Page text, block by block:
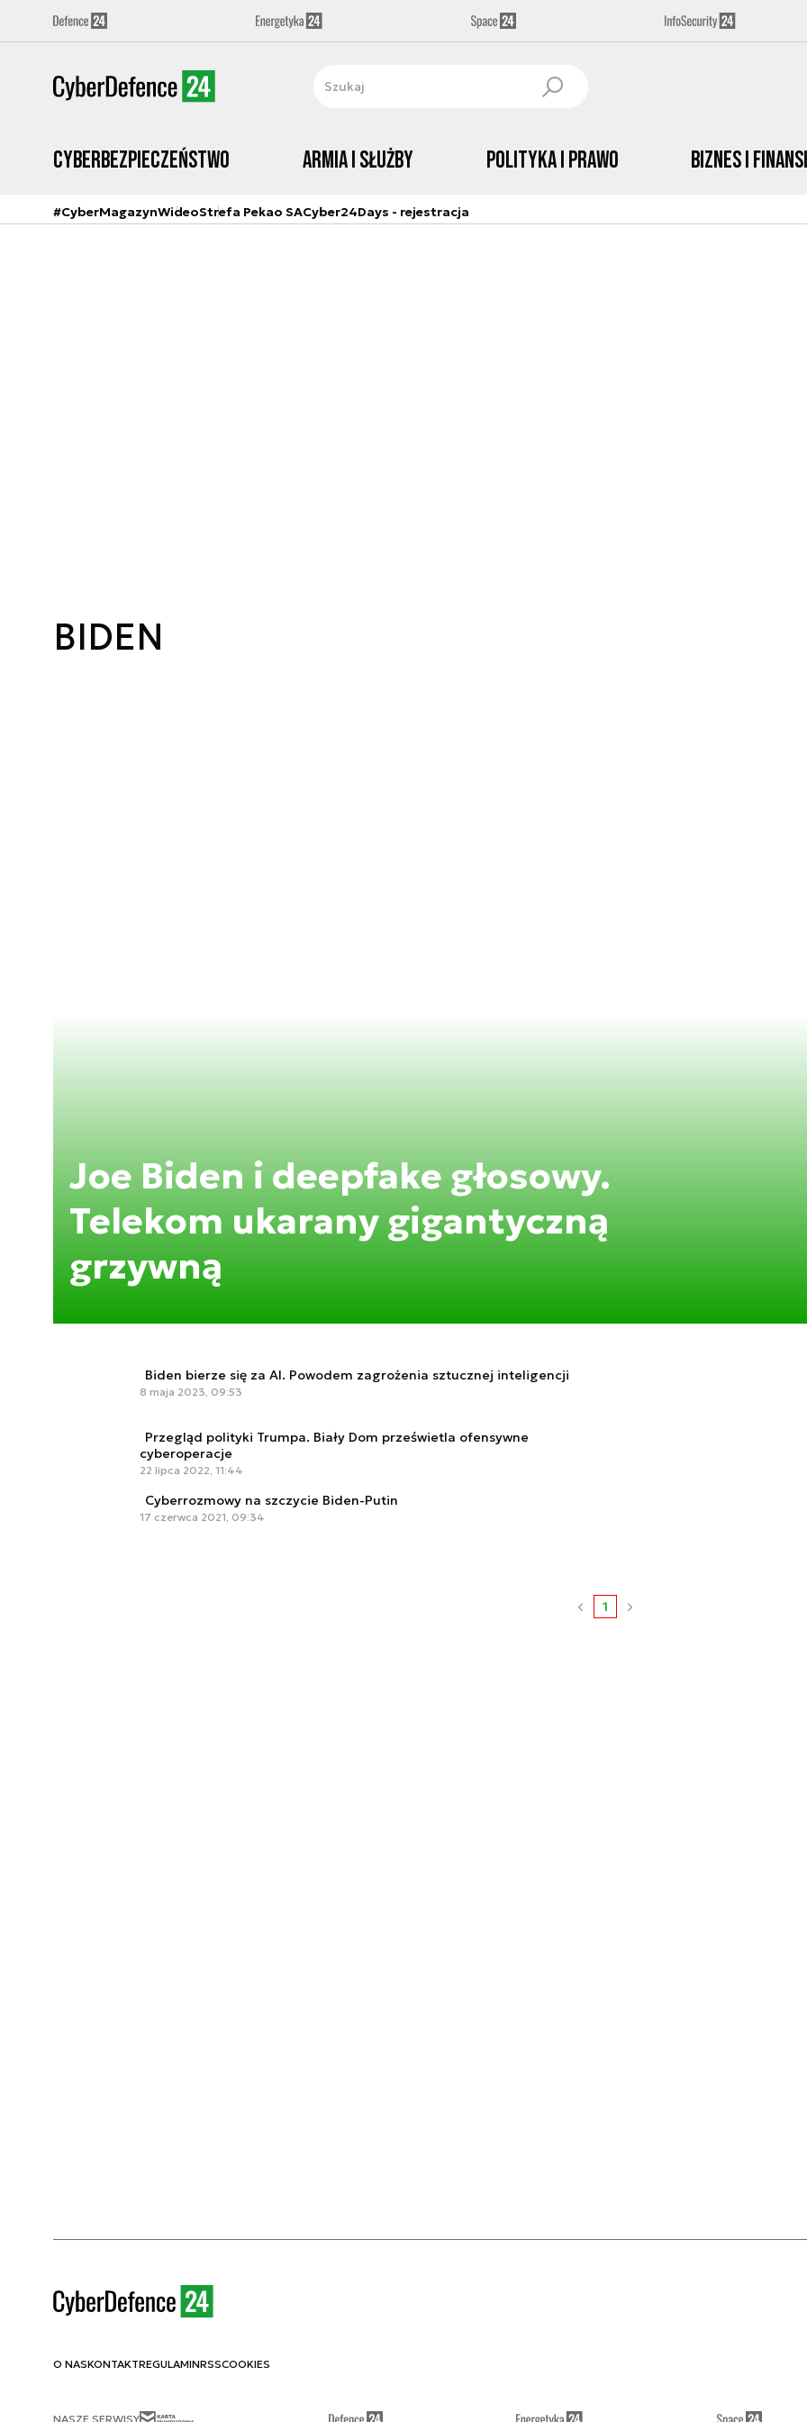
Cyberbezpieczeństwo Armia i Służby Polityka i prawo Biznes i
#CyberMagazynWideoStrefa Pekao SACyber24Days - rejestracja
BIDEN
Joe Biden i deepfake głosowy.
Telekom ukarany gigantyczną
grzywną
Biden bierze się za AI. Powodem zagrożenia sztucznej inteligencji
8 maja 2023, 09:53
Przegląd polityki Trumpa. Biały Dom prześwietla ofensywne
cyberoperacje
22 lipca 2022, 11:44
Cyberrozmowy na szczycie Biden-Putin
17 czerwca 2021, 09:34
1
O NASKONTAKTREGULAMINRSSCOOKIES
NASZE SERWISY